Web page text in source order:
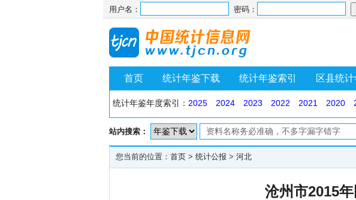
用户名： 密码：
首页 统计年鉴下载 统计年鉴索引 区县统
统计年鉴年度索引： 2025 2024 2023 2022 2021 2020
站内搜索：
您当前的位置： 首页 > 统计公报 > 河北
沧州市2015